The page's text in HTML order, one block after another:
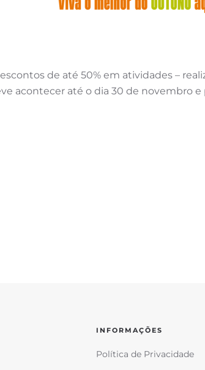
de até 50% em atividades –
acontecer até o dia 30 de novembro
INFORMAÇÕES
Política de Privacidade